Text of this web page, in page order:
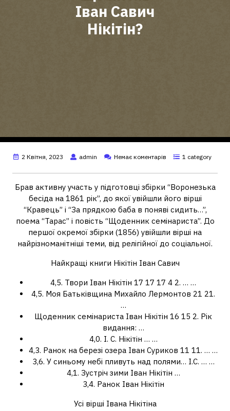
Іван Савич
Нікітін?
2 Квітня, 2023 admin Немає коментарів 1 category
Брав активну участь у підготовці збірки “Воронезька
бесіда на 1861 рік”, до якої увійшли його вірші
“Кравець” і “За прядкою баба в поняві сидить…”,
поема “Тарас” і повість “Щоденник семінариста”. До
першої окремої збірки (1856) увійшли вірші на
найрізноманітніші теми, від релігійної до соціальної.
Найкращі книги Нікітін Іван Савич
4,5. Твори Іван Нікітін 17 17 17 4 2. … …
4,5. Моя Батьківщина Михайло Лермонтов 21 21.
…
Щоденник семінариста Іван Нікітін 16 15 2. Рік
видання: …
4,0. І. С. Нікітін … …
4,3. Ранок на березі озера Іван Суриков 11 11. … …
3,6. У синьому небі пливуть над полями… І.С. … …
4,1. Зустріч зими Іван Нікітін …
3,4. Ранок Іван Нікітін
Усі вірші Івана Нікітіна